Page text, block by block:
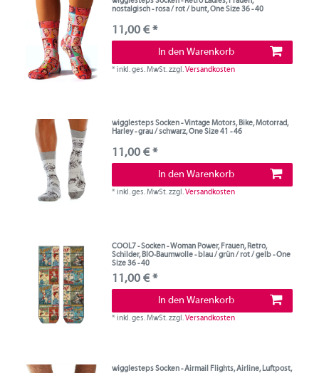
nostalgisch - rosa / rot / bunt, One Size 36 - 40
11,00 € *
In den Warenkorb
*inkl. ges. MwSt.zzgl.Versandkosten
wigglesteps Socken - Vintage Motors, Bike, Motorrad,
Harley - grau / schwarz, One Size 41 - 46
11,00 € *
In den Warenkorb
*inkl. ges. MwSt.zzgl.Versandkosten
COOL7 - Socken - Woman Power, Frauen, Retro,
Schilder, BIO-Baumwolle - blau / grün / rot / gelb - One
Size 36 - 40
11,00 € *
In den Warenkorb
*inkl. ges. MwSt.zzgl.Versandkosten
wigglesteps Socken - Airmail Flights, Airline, Luftpost,